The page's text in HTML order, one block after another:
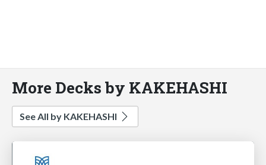
More Decks by KAKEHASHI
See All by KAKEHASHI